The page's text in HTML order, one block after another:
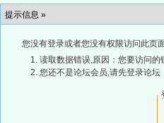
提示信息 »
您没有登录或者您没有权限访问此页
读取数据错误,原因：您要访问
您还不是论坛会员,请先登录论坛